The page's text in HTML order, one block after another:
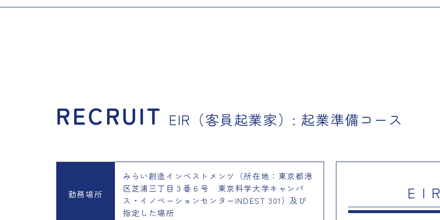
RECRUIT EIR（客員起業家）: 起業準備コース
勤務場所
みらい創造インベストメンツ（所在地：東京都港
区芝浦三丁目３番６号 東京科学大学キャンパ
ス・イノベーションセンターINDEST 301）及び
指定した場所
E I